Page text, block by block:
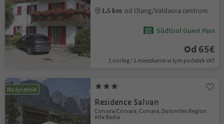
1.5 km od Olang/Valdaora centrum
Südtirol Guest Pass
Od 65€
1 nocleg / 1 mieszkanie w tym podatek VAT
Na życzenie
Residence Salvan
Corvara/Corvara, Corvara, Dolomites Region
Alta Badia